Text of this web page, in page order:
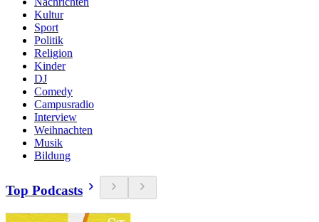
Kultur
Sport
Politik
Religion
Kinder
DJ
Comedy
Campusradio
Interview
Weihnachten
Musik
Bildung
Top Podcasts